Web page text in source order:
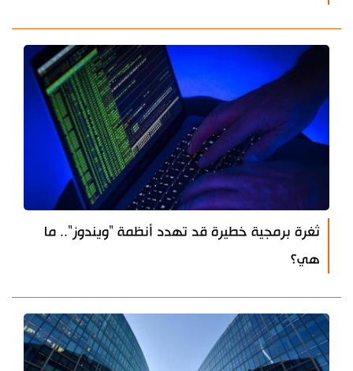
ثغرة برمجية خطيرة قد تهدد أنظمة "ويندوز".. ما
هي؟